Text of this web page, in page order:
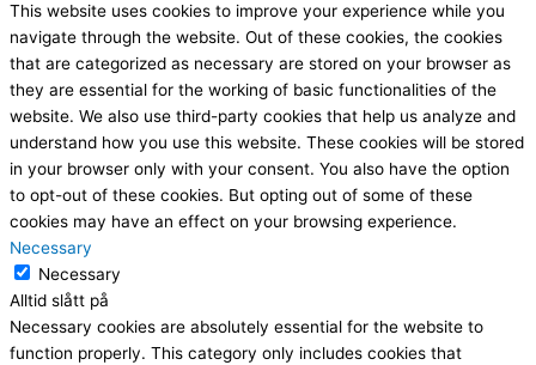
This website uses cookies to improve your experience while you
navigate through the website. Out of these cookies, the cookies
that are categorized as necessary are stored on your browser as
they are essential for the working of basic functionalities of the
website. We also use third-party cookies that help us analyze and
understand how you use this website. These cookies will be stored
in your browser only with your consent. You also have the option
to opt-out of these cookies. But opting out of some of these
cookies may have an effect on your browsing experience.
Necessary
Necessary
Alltid slått på
Necessary cookies are absolutely essential for the website to
function properly. This category only includes cookies that